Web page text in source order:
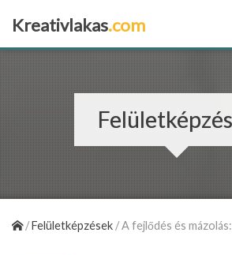
Kreativlakas.com
/Felületképzések /A fejlődés és